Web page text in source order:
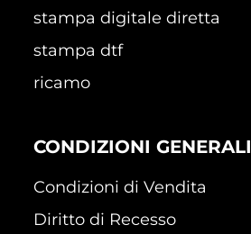
stampa digitale diretta
stampa dtf
ricamo
CONDIZIONI GENERALI
Condizioni di Vendita
Diritto di Recesso